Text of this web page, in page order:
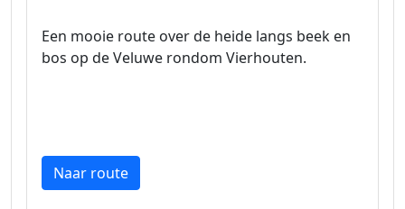
Een mooie route over de heide langs beek en
bos op de Veluwe rondom Vierhouten.
Naar route